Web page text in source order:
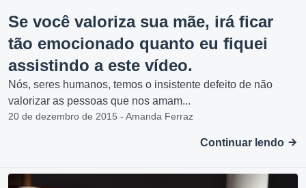
Se você valoriza sua mãe, irá ficar
tão emocionado quanto eu fiquei
assistindo a este vídeo.
Nós, seres humanos, temos o insistente defeito de não
valorizar as pessoas que nos amam...
20 de dezembro de 2015 - Amanda Ferraz
Continuar lendo